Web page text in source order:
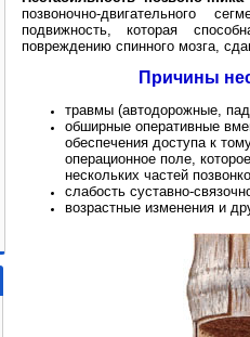
позвоночно-двигательного
подвижность, которая
повреждению спинного мозга,
Причины
травмы (автодорожные,
обширные оперативные
обеспечения доступа к
операционное поле,
нескольких частей
слабость суставно-
возрастные изменения и